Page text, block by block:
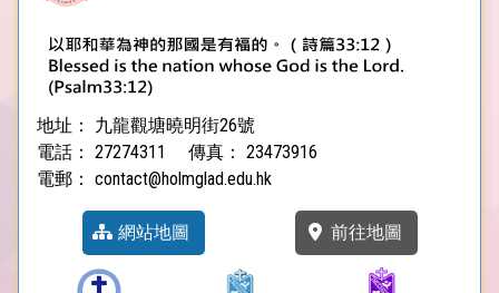
地址：
九龍觀塘曉明街26號
電話： 27274311 傳真： 23473916
電郵： contact@holmglad.edu.hk
網站地圖 前往地圖